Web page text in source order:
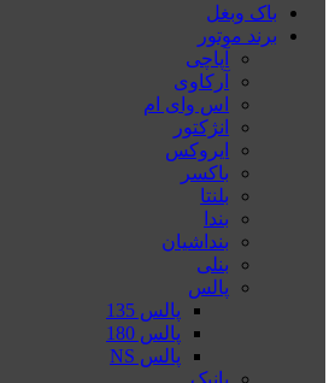
باک وبغل
برند موتور
آپاچی
آرکاوی
اس وای ام
انژکتور
ایروکس
باکسر
بلنتا
بندا
بنداشیان
بنلی
پالس
پالس 135
پالس 180
پالس NS
پانیک